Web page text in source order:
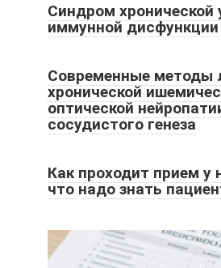
Синдром хронической
иммунной дисфункции
Современные методы
хронической
оптической
сосудистого генеза
Как проходит прием у
что надо знать